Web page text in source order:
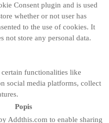
Consent plugin and is used
whether or not user has
to the use of cookies. It
not store any personal data.
functionalities like
social media platforms, collect
Popis
Addthis.com to enable sharing